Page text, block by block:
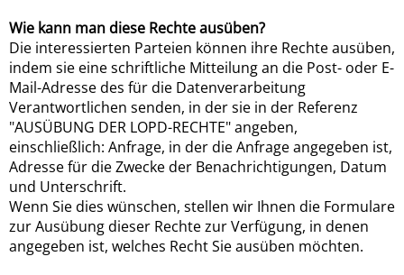
Wie kann man diese Rechte ausüben?
Die interessierten Parteien können ihre Rechte ausüben,
indem sie eine schriftliche Mitteilung an die Post- oder E-
Mail-Adresse des für die Datenverarbeitung
Verantwortlichen senden, in der sie in der Referenz
"AUSÜBUNG DER LOPD-RECHTE" angeben,
einschließlich: Anfrage, in der die Anfrage angegeben ist,
Adresse für die Zwecke der Benachrichtigungen, Datum
und Unterschrift.
Wenn Sie dies wünschen, stellen wir Ihnen die Formulare
zur Ausübung dieser Rechte zur Verfügung, in denen
angegeben ist, welches Recht Sie ausüben möchten.